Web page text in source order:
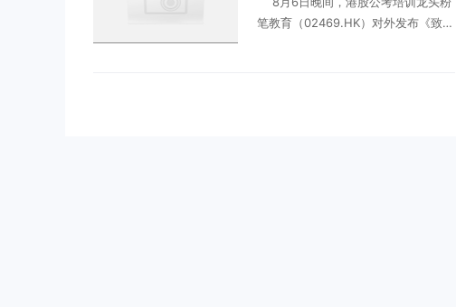
笔教育（02469.HK）对外发布《致粉